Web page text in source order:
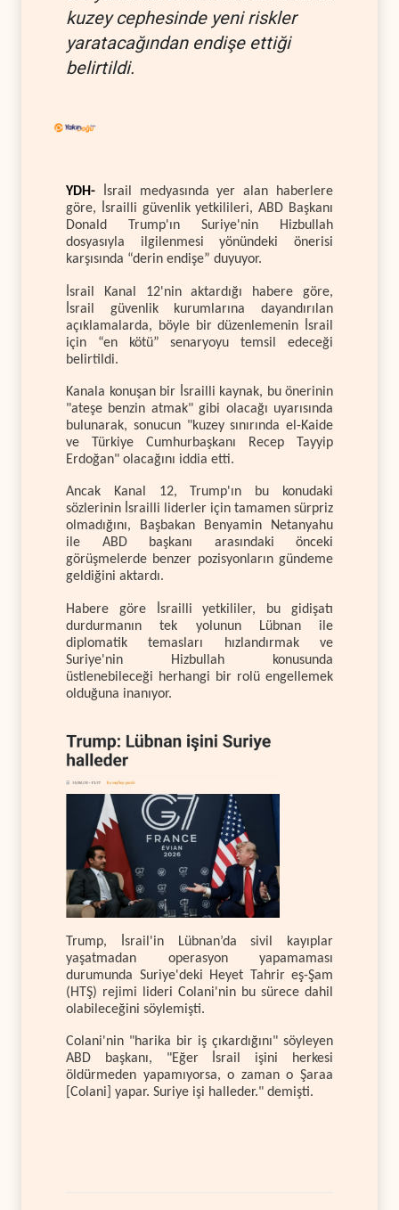
kuzey cephesinde yeni riskler
yaratacağından endişe ettiği
belirtildi.
YDH- İsrail medyasında yer alan haberlere
göre, İsrailli güvenlik yetkilileri, ABD Başkanı
Donald Trump'ın Suriye'nin Hizbullah
dosyasıyla ilgilenmesi yönündeki önerisi
karşısında “derin endişe” duyuyor.
İsrail Kanal 12'nin aktardığı habere göre,
İsrail güvenlik kurumlarına dayandırılan
açıklamalarda, böyle bir düzenlemenin İsrail
için “en kötü” senaryoyu temsil edeceği
belirtildi.
Kanala konuşan bir İsrailli kaynak, bu önerinin
"ateşe benzin atmak" gibi olacağı uyarısında
bulunarak, sonucun "kuzey sınırında el-Kaide
ve Türkiye Cumhurbaşkanı Recep Tayyip
Erdoğan" olacağını iddia etti.
Ancak Kanal 12, Trump'ın bu konudaki
sözlerinin İsrailli liderler için tamamen sürpriz
olmadığını, Başbakan Benyamin Netanyahu
ile ABD başkanı arasındaki önceki
görüşmelerde benzer pozisyonların gündeme
geldiğini aktardı.
Habere göre İsrailli yetkililer, bu gidişatı
durdurmanın tek yolunun Lübnan ile
diplomatik temasları hızlandırmak ve
Suriye'nin Hizbullah konusunda
üstlenebileceği herhangi bir rolü engellemek
olduğuna inanıyor.
Trump, İsrail'in Lübnan’da sivil kayıplar
yaşatmadan operasyon yapamaması
durumunda Suriye'deki Heyet Tahrir eş-Şam
(HTŞ) rejimi lideri Colani'nin bu sürece dahil
olabileceğini söylemişti.
Colani'nin "harika bir iş çıkardığını" söyleyen
ABD başkanı, "Eğer İsrail işini herkesi
öldürmeden yapamıyorsa, o zaman o Şaraa
[Colani] yapar. Suriye işi halleder." demişti.